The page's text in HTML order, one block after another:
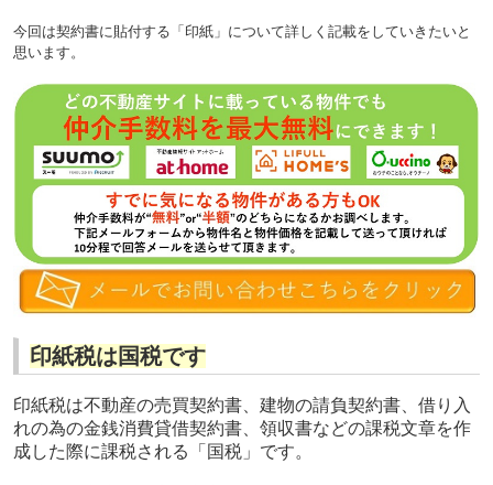
今回は契約書に貼付する「印紙」について詳しく記載をしていきたいと
思います。
印紙税は国税です
印紙税は不動産の売買契約書、建物の請負契約書、借り入
れの為の金銭消費貸借契約書、領収書などの課税文章を作
成した際に課税される「国税」です。